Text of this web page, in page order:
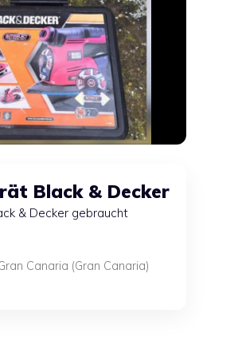
Black & Decker
& Decker gebraucht
Canaria (Gran Canaria)